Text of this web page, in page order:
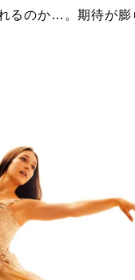
るのか…。期待が膨